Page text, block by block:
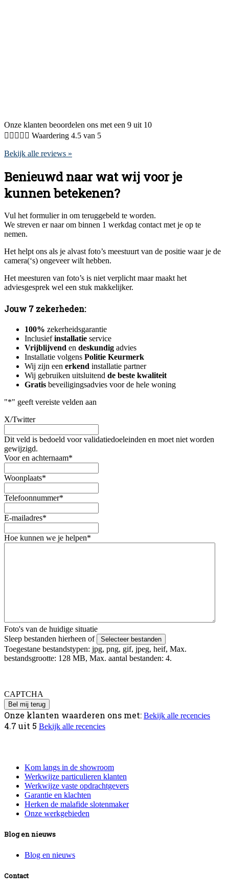
Onze klanten beoordelen ons met een 9 uit 10
     Waardering 4.5 van 5
Bekijk alle reviews »
Benieuwd naar wat wij voor je
kunnen betekenen?
Vul het formulier in om teruggebeld te worden.
We streven er naar om binnen 1 werkdag contact met je op te
nemen.
Het helpt ons als je alvast foto’s meestuurt van de positie waar je de
camera(‘s) ongeveer wilt hebben.
Het meesturen van foto’s is niet verplicht maar maakt het
adviesgesprek wel een stuk makkelijker.
Jouw 7 zekerheden:
100% zekerheidsgarantie
Inclusiefinstallatie service
Vrijblijvend en deskundig advies
Installatie volgens Politie Keurmerk
Wij zijn een erkend installatie partner
Wij gebruiken uitsluitend de beste kwaliteit
Gratis beveiligingsadvies voor de hele woning
"*" geeft vereiste velden aan
X/Twitter
Dit veld is bedoeld voor validatiedoeleinden en moet niet worden
gewijzigd.
Voor en achternaam*
Woonplaats*
Telefoonnummer*
E-mailadres*
Hoe kunnen we je helpen*
Foto's van de huidige situatie
Sleep bestanden hierheen of
Selecteer bestanden
Toegestane bestandstypen: jpg, png, gif, jpeg, heif, Max.
bestandsgrootte: 128 MB, Max. aantal bestanden: 4.
CAPTCHA
Onze klanten waarderen ons met: Bekijk alle recencies
4.7 uit 5 Bekijk alle recencies
Kom langs in de showroom
Werkwijze particulieren klanten
Werkwijze vaste opdrachtgevers
Garantie en klachten
Herken de malafide slotenmaker
Onze werkgebieden
Blog en nieuws
Blog en nieuws
Contact